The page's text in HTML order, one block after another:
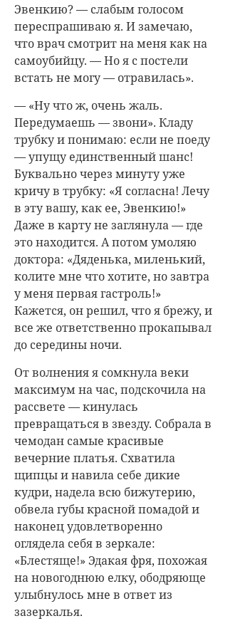
Эвенкию? — слабым голосом
переспрашиваю я. И замечаю,
что врач смотрит на меня как на
самоубийцу. — Но я с постели
встать не могу — отравилась».
— «Ну что ж, очень жаль.
Передумаешь — звони». Кладу
трубку и понимаю: если не поеду
— упущу единственный шанс!
Буквально через минуту уже
кричу в трубку: «Я согласна! Лечу
в эту вашу, как ее, Эвенкию!»
Даже в карту не заглянула — где
это находится. А потом умоляю
доктора: «Дяденька, миленький,
колите мне что хотите, но завтра
у меня первая гастроль!»
Кажется, он решил, что я брежу, и
все же ответственно прокапывал
до середины ночи.
От волнения я сомкнула веки
максимум на час, подскочила на
рассвете — кинулась
превращаться в звезду. Собрала в
чемодан самые красивые
вечерние платья. Схватила
щипцы и навила себе дикие
кудри, надела всю бижутерию,
обвела губы красной помадой и
наконец удовлетворенно
оглядела себя в зеркале:
«Блестяще!» Эдакая фря, похожая
на новогоднюю елку, ободряюще
улыбнулось мне в ответ из
зазеркалья.